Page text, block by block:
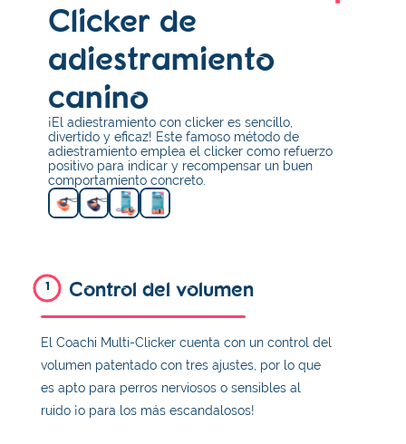
Clicker de
adiestramiento
canino
¡El adiestramiento con clicker es sencillo,
divertido y eficaz! Este famoso método de
adiestramiento emplea el clicker como refuerzo
positivo para indicar y recompensar un buen
comportamiento concreto.
1 Control del volumen
El Coachi Multi-Clicker cuenta con un control del
volumen patentado con tres ajustes, por lo que
es apto para perros nerviosos o sensibles al
ruido ¡o para los más escandalosos!